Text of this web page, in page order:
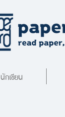
นักเขียน